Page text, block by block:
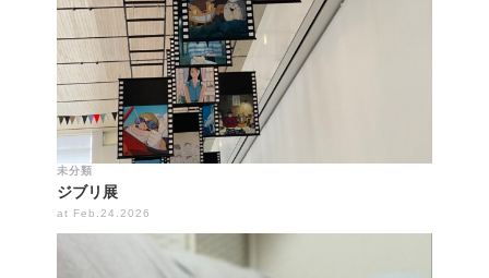
未分類
ジブリ展
at Feb.24.2026